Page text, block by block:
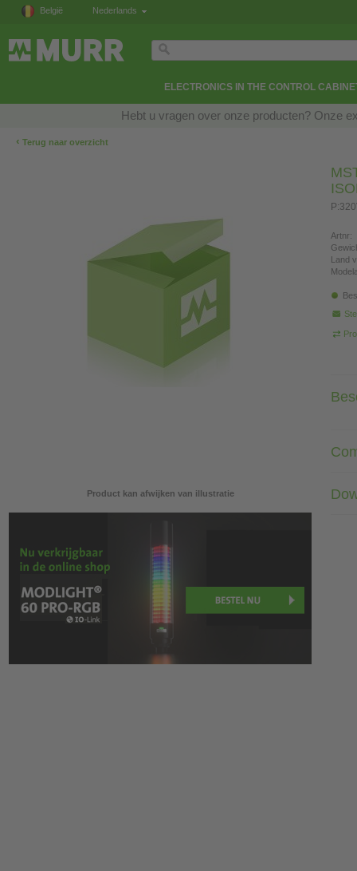
België Nederlands
ELECTRONICS IN THE CONTROL
Hebt u vragen over onze producten? Onze
‹ Terug naar overzicht
Product kan afwijken van illustratie
Artnr:
Land